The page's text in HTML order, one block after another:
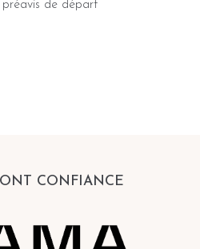
de départ
CONFIANCE